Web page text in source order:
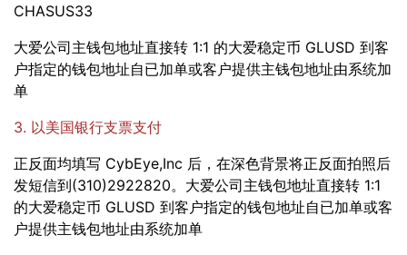
CHASUS33
大爱公司主钱包地址直接转 1:1 的大爱稳定币 GLUSD 到客
户指定的钱包地址自已加单或客户提供主钱包地址由系统加
单
3. 以美国银行支票支付
正反面均填写 CybEye,Inc 后，在深色背景将正反面拍照后
发短信到(310)2922820。大爱公司主钱包地址直接转 1:1
的大爱稳定币 GLUSD 到客户指定的钱包地址自已加单或客
户提供主钱包地址由系统加单